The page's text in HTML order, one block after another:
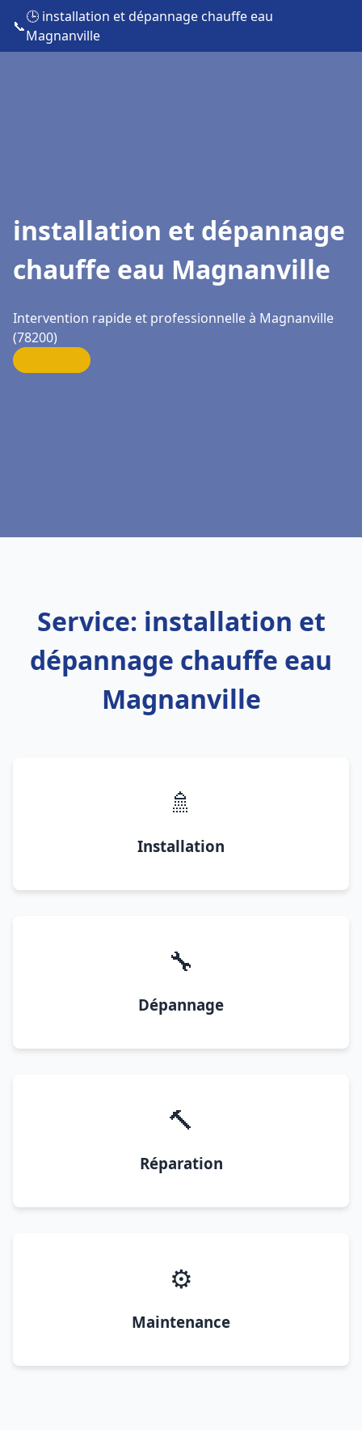
📞
🕒 installation et dépannage chauffe eau
Magnanville
installation et dépannage
chauffe eau Magnanville
Intervention rapide et professionnelle à Magnanville
(78200)
Service: installation et
dépannage chauffe eau
Magnanville
🚿
Installation
🔧
Dépannage
🔨
Réparation
⚙️
Maintenance